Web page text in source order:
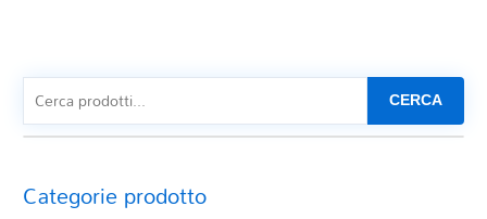
CERCA
Categorie prodotto